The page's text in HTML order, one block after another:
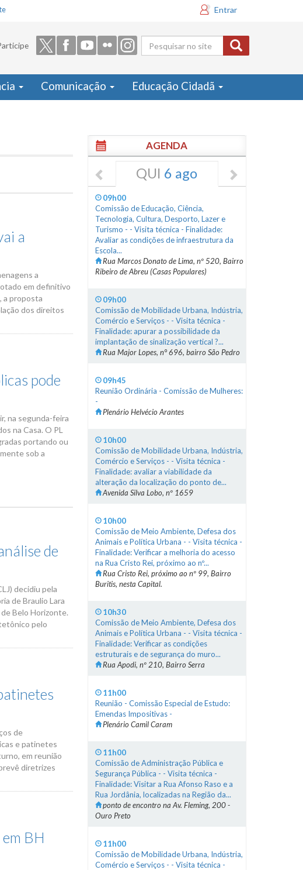
Entrar
Formulário
de busca
Comunicação Educação Cidadã
a
a
em definitivo
a proposta
dos direitos
pode
na segunda-feira
na Casa. O PL
portando ou
sob a
de
decidiu pela
de Braulio Lara
Belo Horizonte.
pelo
de
e patinetes
em reunião
diretrizes
BH
AGENDA
QUI 6 ago
09h00
Comissão de Educação, Ciência,
Tecnologia, Cultura, Desporto, Lazer e
Turismo - - Visita técnica - Finalidade:
Avaliar as condições de infraestrutura da
Escola...
Rua Marcos Donato de Lima, nº 520, Bairro
Ribeiro de Abreu (Casas Populares)
09h00
Comissão de Mobilidade Urbana, Indústria,
Comércio e Serviços - - Visita técnica -
Finalidade: apurar a possibilidade da
implantação de sinalização vertical ?...
Rua Major Lopes, n° 696, bairro São Pedro
09h45
Reunião Ordinária - Comissão de Mulheres:
-
Plenário Helvécio Arantes
10h00
Comissão de Mobilidade Urbana, Indústria,
Comércio e Serviços - - Visita técnica -
Finalidade: avaliar a viabilidade da
alteração da localização do ponto de...
Avenida Silva Lobo, nº 1659
10h00
Comissão de Meio Ambiente, Defesa dos
Animais e Política Urbana - - Visita técnica -
Finalidade: Verificar a melhoria do acesso
na Rua Cristo Rei, próximo ao nº...
Rua Cristo Rei, próximo ao nº 99, Bairro
Buritis, nesta Capital.
10h30
Comissão de Meio Ambiente, Defesa dos
Animais e Política Urbana - - Visita técnica -
Finalidade: Verificar as condições
estruturais e de segurança do muro...
Rua Apodi, nº 210, Bairro Serra
11h00
Reunião - Comissão Especial de Estudo:
Emendas Impositivas -
Plenário Camil Caram
11h00
Comissão de Administração Pública e
Segurança Pública - - Visita técnica -
Finalidade: Visitar a Rua Afonso Raso e a
Rua Jordânia, localizadas na Região da...
ponto de encontro na Av. Fleming, 200 -
Ouro Preto
11h00
Comissão de Mobilidade Urbana, Indústria,
Comércio e Serviços - - Visita técnica -